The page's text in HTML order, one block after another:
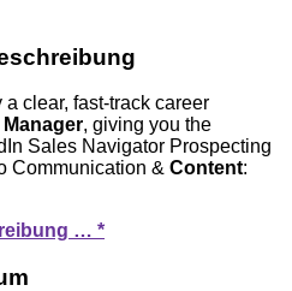
clear, fast-track career
Manager, giving you the
Sales Navigator Prospecting
Communication & Content:
… *